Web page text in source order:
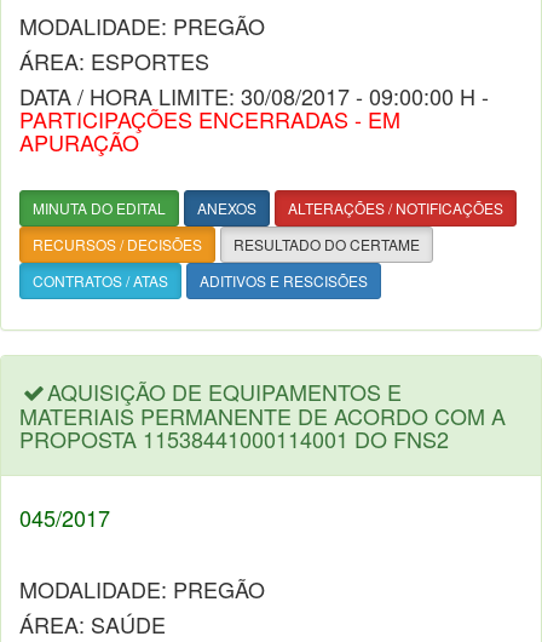
MODALIDADE: PREGÃO
ÁREA: ESPORTES
DATA / HORA LIMITE: 30/08/2017 - 09:00:00 H -
PARTICIPAÇÕES ENCERRADAS - EM
APURAÇÃO
MINUTA DO EDITAL ANEXOS
ALTERAÇÕES / NOTIFICAÇÕES
RECURSOS / DECISÕES
RESULTADO DO CERTAME
CONTRATOS / ATAS
ADITIVOS E RESCISÕES
AQUISIÇÃO DE EQUIPAMENTOS E
MATERIAIS PERMANENTE DE ACORDO COM A
PROPOSTA 11538441000114001 DO FNS2
045/2017
MODALIDADE: PREGÃO
ÁREA: SAÚDE